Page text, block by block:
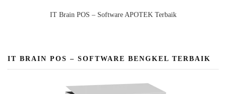
IT Brain POS – Software APOTEK Terbaik
IT BRAIN POS – SOFTWARE BENGKEL TERBAIK